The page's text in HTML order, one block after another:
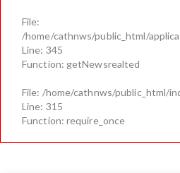
File:
/home/cathnws/public_html/
Line: 345
Function: getNewsrealted
File: /home/cathnws/public_html/
Line: 315
Function: require_once